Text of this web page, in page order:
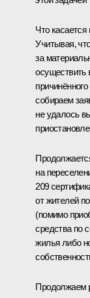
Что
Учитывая,
за
осуществить
собираем
не удалось
на
209
от жителей
(помимо
средства по
жилья либо
Продолжаем